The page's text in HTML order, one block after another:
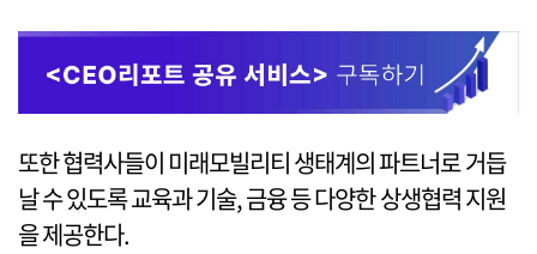
또한 협력사들이 미래모빌리티 생태계의 파트너로 거듭
날 수 있도록 교육과 기술, 금융 등 다양한 상생협력 지원
을 제공한다.